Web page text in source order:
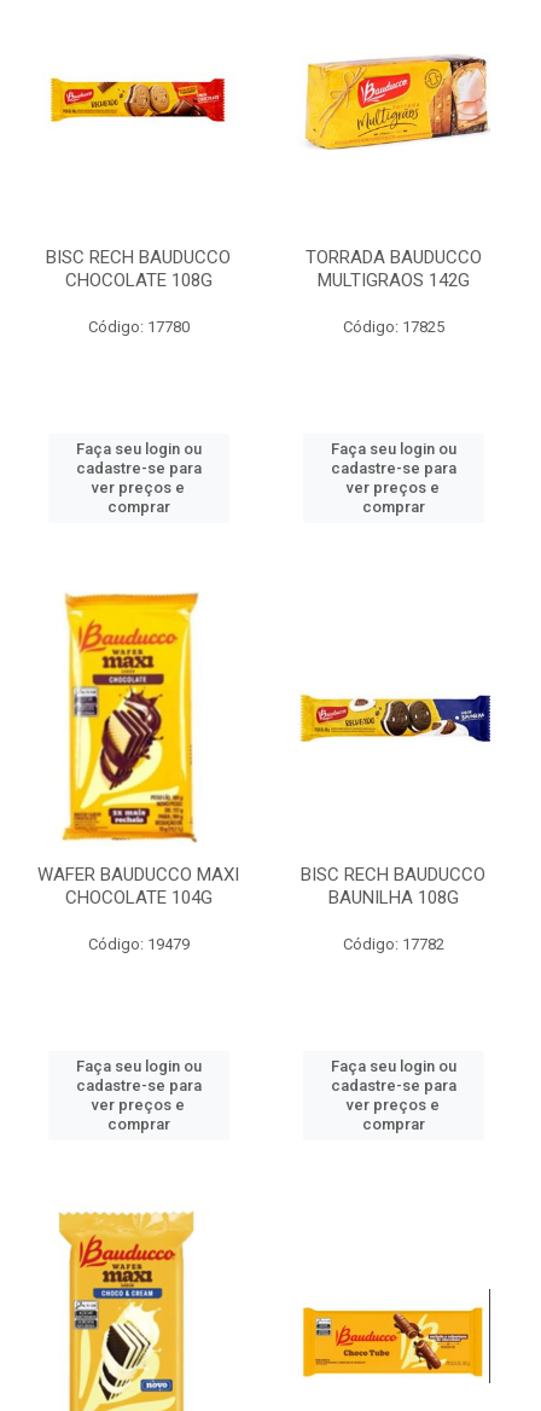
BISC RECH BAUDUCCO
CHOCOLATE 108G
Código: 17780
Faça seu login ou
cadastre-se para
ver preços e
comprar
TORRADA BAUDUCCO
MULTIGRAOS 142G
Código: 17825
Faça seu login ou
cadastre-se para
ver preços e
comprar
WAFER BAUDUCCO MAXI
CHOCOLATE 104G
Código: 19479
Faça seu login ou
cadastre-se para
ver preços e
comprar
BISC RECH BAUDUCCO
BAUNILHA 108G
Código: 17782
Faça seu login ou
cadastre-se para
ver preços e
comprar